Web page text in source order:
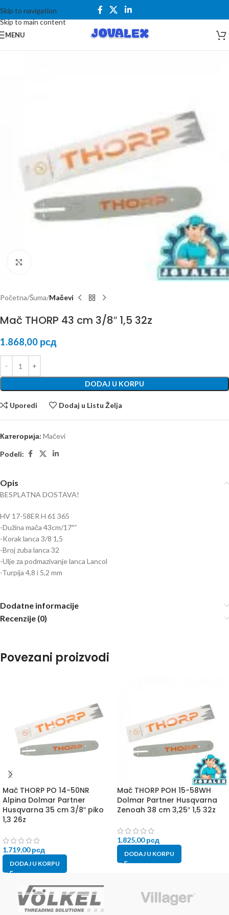
Skip to navigation
Skip to main content
MENU
Početna Šuma Mačevi
Mač THORP 43 cm 3/8″ 1,5 32z
1.868,00 рсд
DODAJ U KORPU
Uporedi Dodaj u Listu Želja
Категорија: Mačevi
Podeli:
Opis
BESPLATNA DOSTAVA!
HV 17-58ER H 61 365
-Dužina mača 43cm/17″“
-Korak lanca 3/8 1,5
-Broj zuba lanca 32
-Ulje za podmazivanje lanca Lancol
-Turpija 4,8 i 5,2 mm
Dodatne informacije
Recenzije (0)
Povezani proizvodi
Mač THORP PO 14-50NR
Alpina Dolmar Partner
Husqvarna 35 cm 3/8″ piko
1,3 26z
1.719,00рсд
DODAJ U KORPU
Mač THORP POH 15-58WH
Dolmar Partner Husqvarna
Zenoah 38 cm 3,25″ 1,5 32z
1.825,00рсд
DODAJ U KORPU